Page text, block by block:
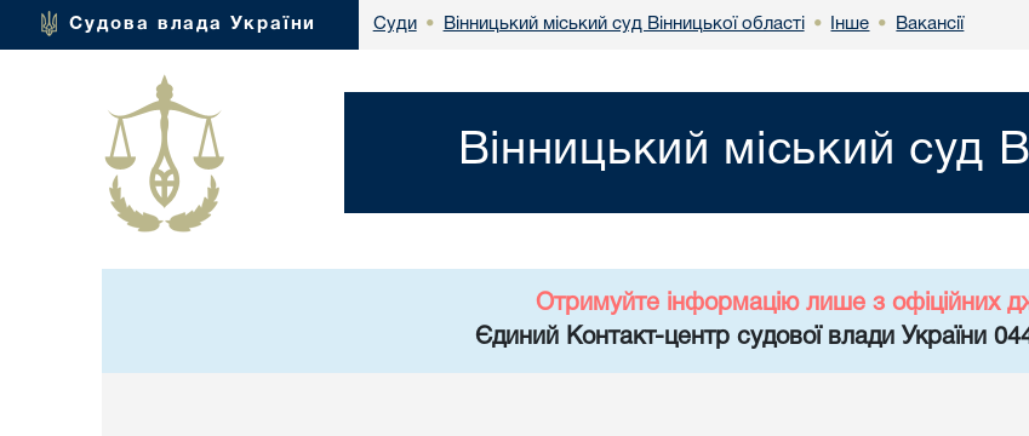
Судова влада України Суди • Вінницький міський суд Вінницької області • Інше • Вакансії
Вінницький міський суд
Отримуйте інформацію лише з офіційних
Єдиний Контакт-центр судової влади України